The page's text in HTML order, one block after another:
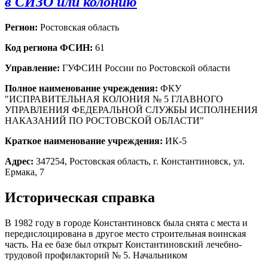
Регион: Ростовская область
Код региона ФСИН: 61
Управление: ГУФСИН России по Ростовской области
Полное наименование учреждения: ФКУ
"ИСПРАВИТЕЛЬНАЯ КОЛОНИЯ № 5 ГЛАВНОГО
УПРАВЛЕНИЯ ФЕДЕРАЛЬНОЙ СЛУЖБЫ ИСПОЛНЕНИЯ
НАКАЗАНИЙ ПО РОСТОВСКОЙ ОБЛАСТИ"
Краткое наименование учреждения: ИК-5
Адрес: 347254, Ростовская область, г. Константиновск, ул.
Ермака, 7
Историческая справка
В 1982 году в городе Константиновск была снята с места и
передислоцирована в другое место строительная воинская
часть. На ее базе был открыт Константиновский лечебно-
трудовой профилакторий № 5. Начальником